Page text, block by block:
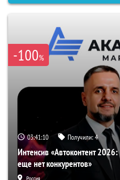
-100%
03:41:09 Получили:4
Интенсив «Автоконтент 2026:
еще нет конкурентов»
Россия